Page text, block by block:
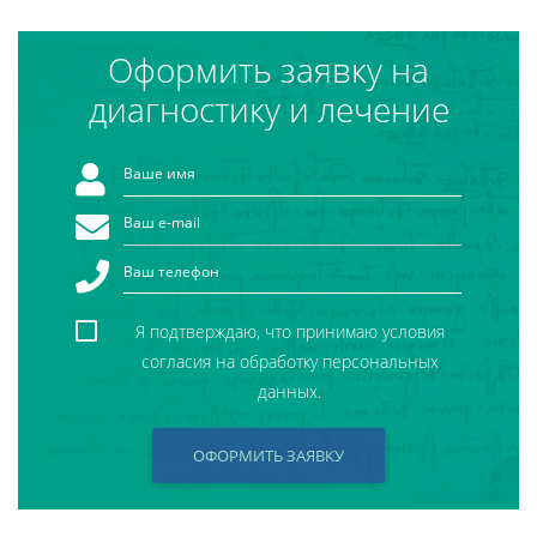
Оформить заявку на
диагностику и лечение
Я подтверждаю, что принимаю условия
согласия на обработку персональных
данных.
ОФОРМИТЬ ЗАЯВКУ